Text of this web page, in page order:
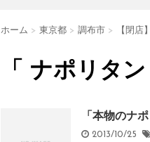
ホーム > 東京都 > 調布市 > 【閉店
「 ナポリタ
「本物のナ
2013/10/25